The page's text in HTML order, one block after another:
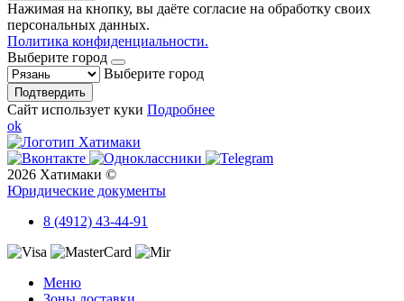
Нажимая на кнопку, вы даёте согласие на обработку своих
персональных данных.
Политика конфиденциальности.
Выберите город
Выберите город
Подтвердить
Сайт использует куки Подробнее
ok
2026 Хатимаки ©
Юридические документы
8 (4912) 43-44-91
Меню